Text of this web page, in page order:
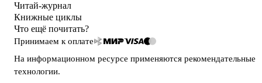
Читай-журнал
Книжные циклы
Что ещё почитать?
Принимаем к оплате
На информационном ресурсе применяются рекомендательные
технологии.